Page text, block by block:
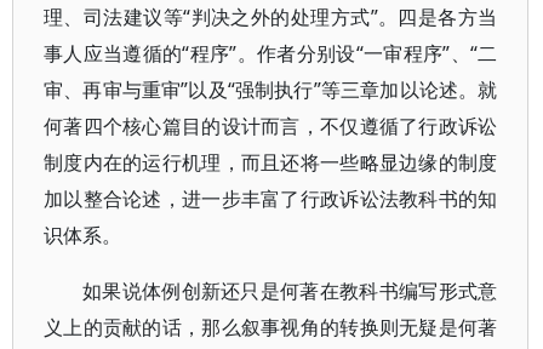
理、司法建议等“判决之外的处理方式”。四是各方当
事人应当遵循的“程序”。作者分别设“一审程序”、“二
审、再审与重审”以及“强制执行”等三章加以论述。就
何著四个核心篇目的设计而言，不仅遵循了行政诉讼
制度内在的运行机理，而且还将一些略显边缘的制度
加以整合论述，进一步丰富了行政诉讼法教科书的知
识体系。
如果说体例创新还只是何著在教科书编写形式意
义上的贡献的话，那么叙事视角的转换则无疑是何著